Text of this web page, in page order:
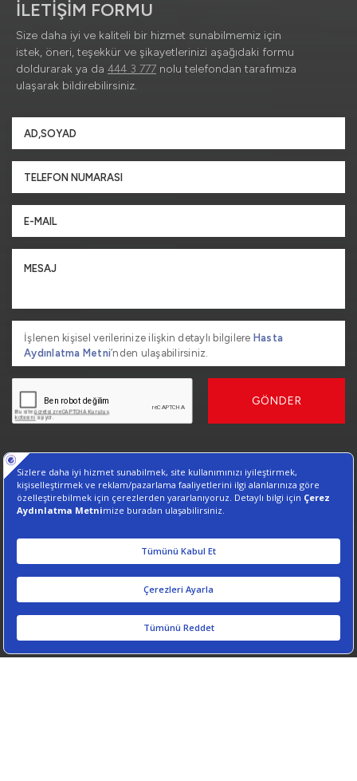
İLETİŞİM FORMU
Size daha iyi ve kaliteli bir hizmet sunabilmemiz için
istek, öneri, teşekkür ve şikayetlerinizi aşağıdaki formu
doldurarak ya da 444 3 777 nolu telefondan tarafımıza
ulaşarak bildirebilirsiniz.
İşlenen kişisel verilerinize ilişkin detaylı bilgilere Hasta
Aydınlatma Metni’nden ulaşabilirsiniz.
GÖNDER
2026, Amerikan Hastanesi. Her hakkı saklıdır.
Sanal Tur
Çerez Tercihlerini Yönetin